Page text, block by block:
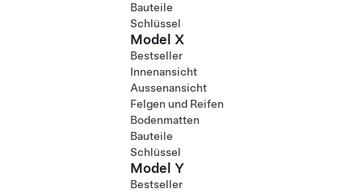
Bauteile
Schlüssel
Model X
Bestseller
Innenansicht
Aussenansicht
Felgen und Reifen
Bodenmatten
Bauteile
Schlüssel
Model Y
Bestseller